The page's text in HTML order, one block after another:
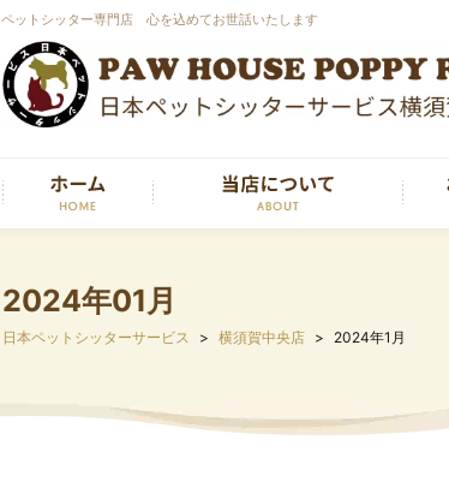
ペットシッター専門店 心を込めてお世話いたします
2024年01月
日本ペットシッターサービス 横須賀中央店 2024年1月